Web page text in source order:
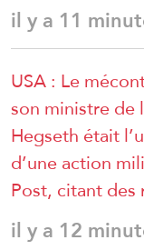
il y a 11
USA : Le
son ministre de
Hegseth était
d’une action
Post, citant des
il y a 12